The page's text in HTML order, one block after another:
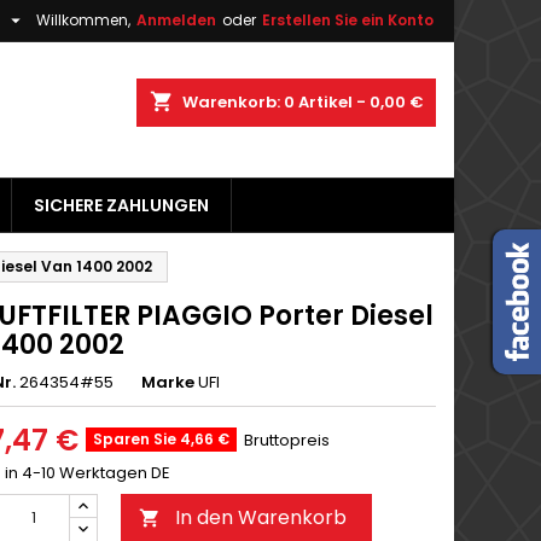
Willkommen, Anmelden oder Erstellen Sie ein Konto

shopping_cart Warenkorb: 0 Artikel - 0,00 €
SICHERE ZAHLUNGEN
Van 1400 2002
PIAGGIO Porter Diesel
2002
264354#55 MarkeUFI
€ Sparen Sie 4,66 €
Bruttopreis
4-10 Werktagen DE
 In den Warenkorb